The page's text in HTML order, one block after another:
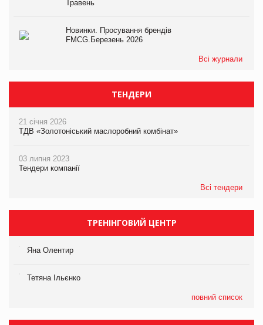
Травень
Новинки. Просування брендів
FMCG.Березень 2026
Всі журнали
ТЕНДЕРИ
21 січня 2026
ТДВ «Золотоніський маслоробний комбінат»
03 липня 2023
Тендери компанії
Всі тендери
ТРЕНІНГОВИЙ ЦЕНТР
Яна Олентир
Тетяна Ільєнко
повний список